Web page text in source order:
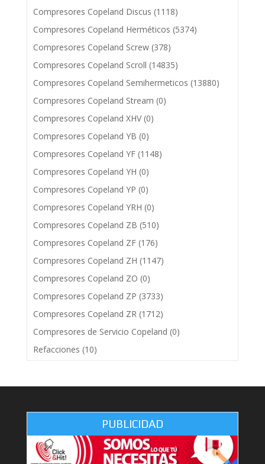
Compresores Copeland Discus (1118)
Compresores Copeland Herméticos (5374)
Compresores Copeland Screw (378)
Compresores Copeland Scroll (14835)
Compresores Copeland Semihermeticos (13880)
Compresores Copeland Stream (0)
Compresores Copeland XHV (0)
Compresores Copeland YB (0)
Compresores Copeland YF (1148)
Compresores Copeland YH (0)
Compresores Copeland YP (0)
Compresores Copeland YRH (0)
Compresores Copeland ZB (510)
Compresores Copeland ZF (176)
Compresores Copeland ZH (1147)
Compresores Copeland ZO (0)
Compresores Copeland ZP (3733)
Compresores Copeland ZR (1712)
Compresores de Servicio Copeland (0)
Refacciones (10)
PUBLICIDAD